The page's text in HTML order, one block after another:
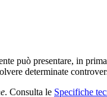
può presentare, in
determinate
. Consulta le Specifiche